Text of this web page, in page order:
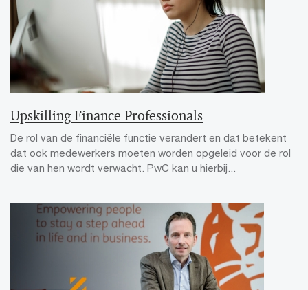
Upskilling Finance Professionals
De rol van de financiële functie verandert en dat betekent
dat ook medewerkers moeten worden opgeleid voor de rol
die van hen wordt verwacht. PwC kan u hierbij...